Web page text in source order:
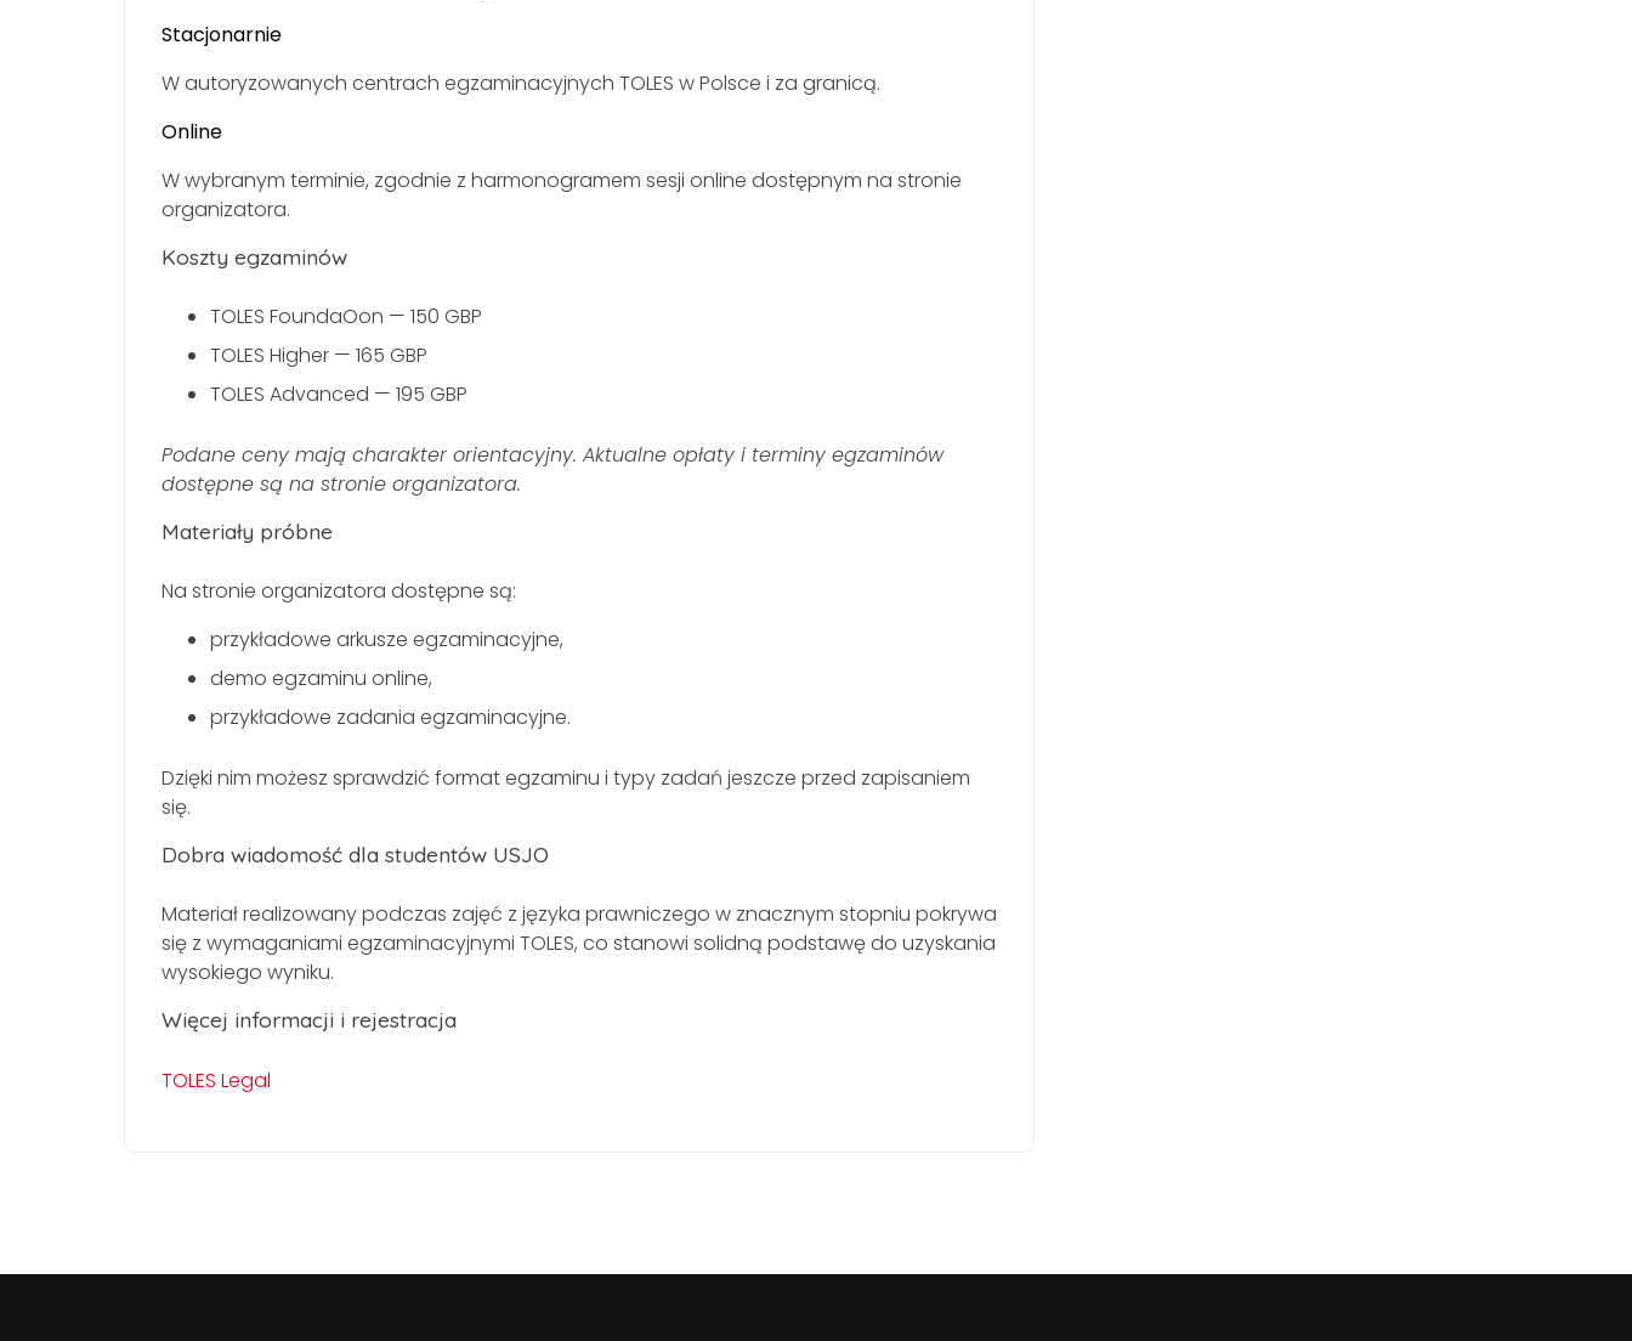
Stacjonarnie
W autoryzowanych centrach egzaminacyjnych TOLES w Polsce i za granicą.
Online
W wybranym terminie, zgodnie z harmonogramem sesji online dostępnym na stronie
organizatora.
Koszty egzaminów
TOLES FoundaOon — 150 GBP
TOLES Higher — 165 GBP
TOLES Advanced — 195 GBP
Podane ceny mają charakter orientacyjny. Aktualne opłaty i terminy egzaminów
dostępne są na stronie organizatora.
Materiały próbne
Na stronie organizatora dostępne są:
przykładowe arkusze egzaminacyjne,
demo egzaminu online,
przykładowe zadania egzaminacyjne.
Dzięki nim możesz sprawdzić format egzaminu i typy zadań jeszcze przed zapisaniem
się.
Dobra wiadomość dla studentów USJO
Materiał realizowany podczas zajęć z języka prawniczego w znacznym stopniu pokrywa
się z wymaganiami egzaminacyjnymi TOLES, co stanowi solidną podstawę do uzyskania
wysokiego wyniku.
Więcej informacji i rejestracja
TOLES Legal